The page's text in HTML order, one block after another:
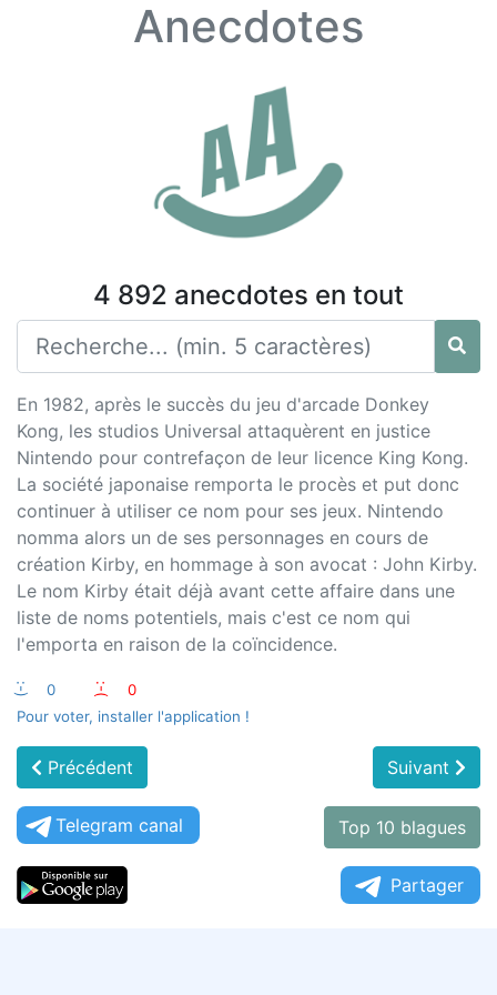
Anecdotes
4 892 anecdotes en tout
En 1982, après le succès du jeu d'arcade Donkey
Kong, les studios Universal attaquèrent en justice
Nintendo pour contrefaçon de leur licence King Kong.
La société japonaise remporta le procès et put donc
continuer à utiliser ce nom pour ses jeux. Nintendo
nomma alors un de ses personnages en cours de
création Kirby, en hommage à son avocat : John Kirby.
Le nom Kirby était déjà avant cette affaire dans une
liste de noms potentiels, mais c'est ce nom qui
l'emporta en raison de la coïncidence.
:-) 0 :-(
0
Pour voter, installer l'application !
Précédent Suivant
Telegram canal Top 10 blagues
Partager